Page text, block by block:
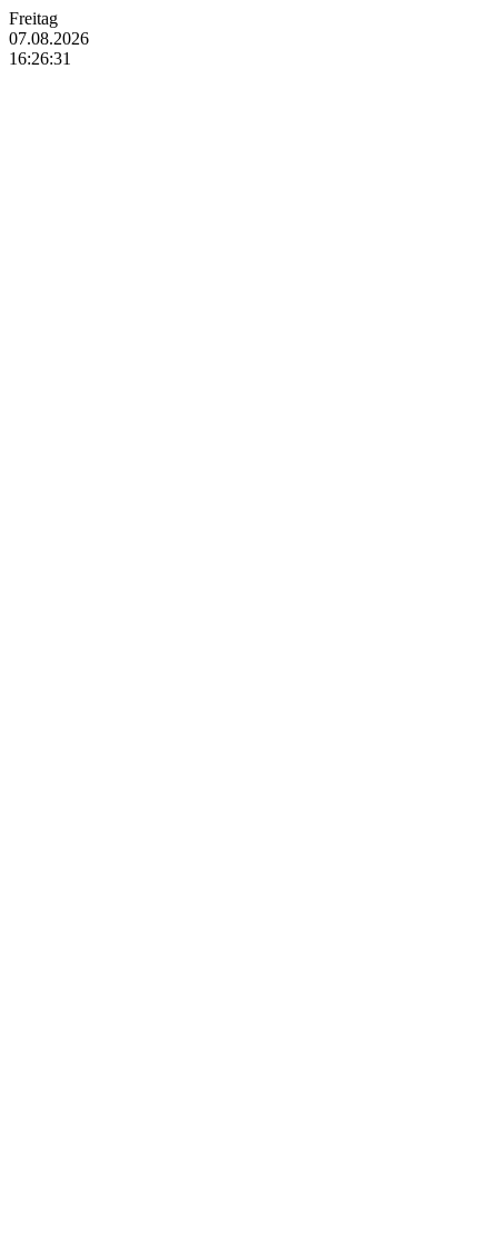
Freitag
07.08.2026
16:26:32